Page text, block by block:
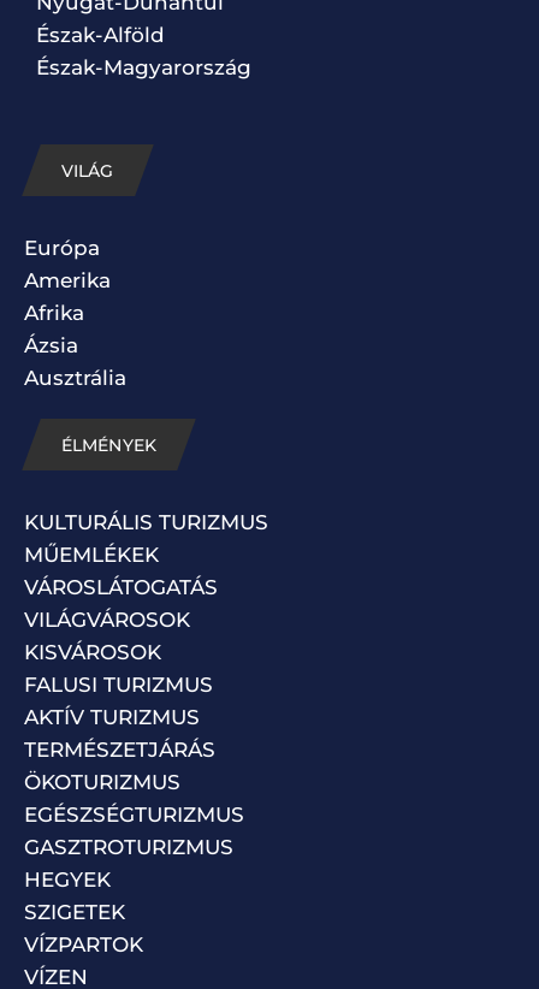
Észak-Alföld
Észak-Magyarország
VILÁG
Európa
Amerika
Afrika
Ázsia
Ausztrália
ÉLMÉNYEK
KULTURÁLIS TURIZMUS
MŰEMLÉKEK
VÁROSLÁTOGATÁS
VILÁGVÁROSOK
KISVÁROSOK
FALUSI TURIZMUS
AKTÍV TURIZMUS
TERMÉSZETJÁRÁS
ÖKOTURIZMUS
EGÉSZSÉGTURIZMUS
GASZTROTURIZMUS
HEGYEK
SZIGETEK
VÍZPARTOK
VÍZEN